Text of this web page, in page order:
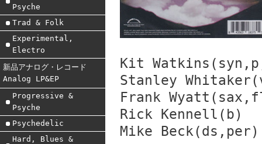
Psyche
Trad & Folk
Experimental,
Electro
新品アナログ・レコード
Analog LP&EP
Progressive &
Psyche
Psychedelic
Hard, Blues &
Kit
Stanley
Frank
Rick Kennell(b)
Mike Beck(ds,per)